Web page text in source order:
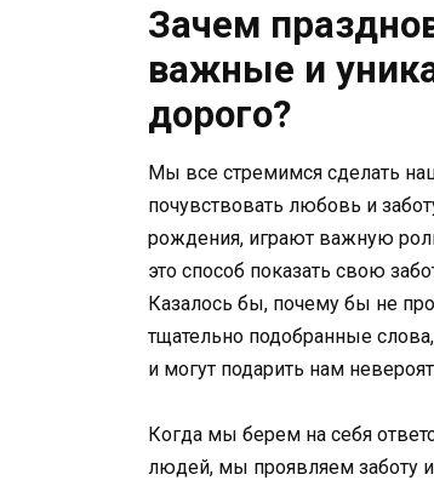
Зачем
важные и
дорого?
Мы все стремимся сделать
почувствовать любовь и
рождения, играют важную
это способ показать свою
Казалось бы, почему бы не
тщательно подобранные
и могут подарить нам
Когда мы берем на себя
людей, мы проявляем заботу